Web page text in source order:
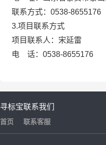
联系方式：
3.项目联系方式
项目联系人： 宋延雷
电 话：0538-8655176
寻标宝
首页
联系我们
联系客服